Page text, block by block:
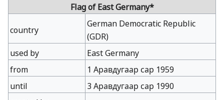
Flag ofEast Germany*
country
German Democratic Republic
(GDR)
used by
East Germany
from
1 Аравдугаар сар 1959
until
3 Аравдугаар сар 1990